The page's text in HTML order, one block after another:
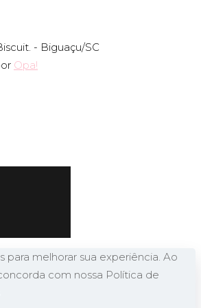
- Biguaçu/SC
Opa!
para melhorar sua experiência. Ao
com nossa Política de